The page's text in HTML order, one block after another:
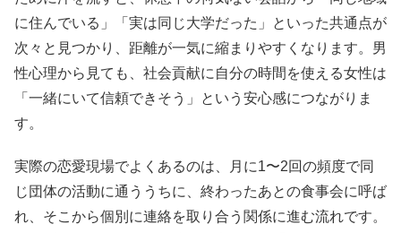
に住んでいる」「実は同じ大学だった」といった共通点が
次々と見つかり、距離が一気に縮まりやすくなります。男
性心理から見ても、社会貢献に自分の時間を使える女性は
「一緒にいて信頼できそう」という安心感につながりま
す。
実際の恋愛現場でよくあるのは、月に1〜2回の頻度で同
じ団体の活動に通ううちに、終わったあとの食事会に呼ば
れ、そこから個別に連絡を取り合う関係に進む流れです。